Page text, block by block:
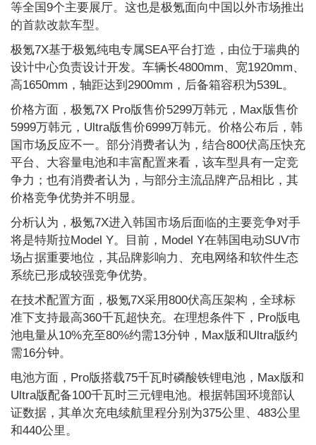
等全国9个主要展厅。这也是极氪面向中国以外市场推出
的首款改款车型。
极氪7X基于极氪纯电专属SEA平台打造，由位于瑞典的
设计中心负责设计开发。车辆长4800mm、宽1920mm、
高1650mm，轴距达到2900mm，后备箱容积为539L。
价格方面，极氪7X Pro版售价5299万韩元，Max版售价
5999万韩元，Ultra版售价6999万韩元。价格公布后，韩
国市场反应不一。部分消费者认为，结合800伏高压快充
平台、大容量电池和丰富配置来看，该车型具有一定竞
争力；也有消费者认为，与部分主流品牌产品相比，其
价格竞争优势并不明显。
分析认为，极氪7X进入韩国市场后面临的主要竞争对手
将是特斯拉Model Y。目前，Model Y在韩国电动SUV市
场占据重要地位，其品牌影响力、充电网络和软件生态
系统已形成较强竞争优势。
在技术配置方面，极氪7X采用800伏高压架构，全球标
准下支持最高360千瓦超快充。在理想条件下，Pro版电
池电量从10%充至80%约需13分钟，Max版和Ultra版约
需16分钟。
电池方面，Pro版搭载75千瓦时磷酸铁锂电池，Max版和
Ultra版配备100千瓦时三元锂电池。根据韩国环境部认
证数据，其单次充电续航里程分别为375公里、483公里
和440公里。